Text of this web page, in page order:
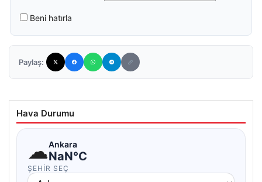
Beni hatırla
Paylaş:
Hava Durumu
☁Ankara
NaN°C
ŞEHIR SEÇ